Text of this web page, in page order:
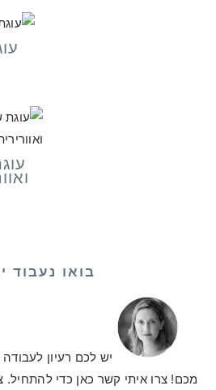
בואו נעבוד
יש לכם רעיון
מכם! צרו איתי קשר כאן כדי להתחיל.